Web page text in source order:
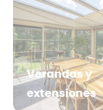
Verandas y
extensiones